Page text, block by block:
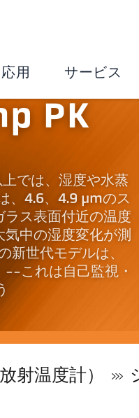
用 サービス
PK
では、湿度や水蒸
、4.6、4.9 µmのス
ス表面付近の温度
中の湿度変化が測
新世代モデルは、
--これは自己監視・
射温度計）